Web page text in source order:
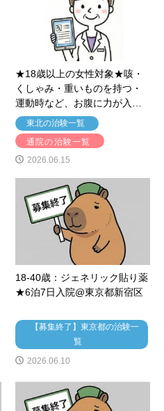
★18歳以上の女性対象★咳・
くしゃみ・重いものを持つ・
運動時など、お腹に力が入…
東北の治験一覧
通院の治験一覧
2026.06.15
18-40歳：ジェネリック貼り薬
★6泊7日入院@東京都新宿区
【募集終了】東京都の治験一
覧
2026.06.10